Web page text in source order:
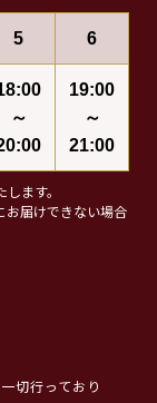
5 6
～
19:00
～
21:00
ます。
お届けできない場合
切行っており